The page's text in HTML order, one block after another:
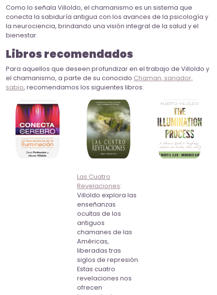
Como lo señala Villoldo, el chamanismo es un sistema que
conecta la sabiduría antigua con los avances de la psicología y
la neurociencia, brindando una visión integral de la salud y el
bienestar.
Libros recomendados
Para aquellos que deseen profundizar en el trabajo de Villoldo y
el chamanismo, a parte de su conocido Chaman, sanador,
sabio, recomendamos los siguientes libros:
Las Cuatro
Revelaciones:
Villoldo explora las
enseñanzas
ocultas de los
antiguos
chamanes de las
Américas,
liberadas tras
siglos de represión.
Estas cuatro
revelaciones nos
ofrecen